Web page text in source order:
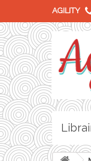
AGILITY